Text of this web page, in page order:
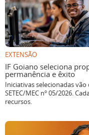
EXTENSÃO
IF Goiano seleciona
permanência e êxito
Iniciativas selecionadas
SETEC/MEC nº 05/2026.
recursos.